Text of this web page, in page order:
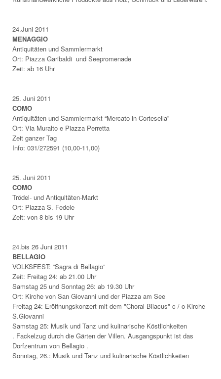
24.Juni 2011
MENAGGIO
Antiquitäten und Sammlermarkt
Ort: Piazza Garibaldi und Seepromenade
Zeit: ab 16 Uhr
25. Juni 2011
COMO
Antiquitäten und Sammlermarkt “Mercato in Cortesella”
Ort: Via Muralto e Piazza Perretta
Zeit ganzer Tag
Info: 031/272591 (10,00-11,00)
25. Juni 2011
COMO
Trödel- und Antiquitäten-Markt
Ort: Piazza S. Fedele
Zeit: von 8 bis 19 Uhr
24.bis 26 Juni 2011
BELLAGIO
VOLKSFEST: “Sagra di Bellagio”
Zeit: Freitag 24: ab 21.00 Uhr
Samstag 25 und Sonntag 26: ab 19.30 Uhr
Ort: Kirche von San Giovanni und der Piazza am See
Freitag 24: Eröffnungskonzert mit dem "Choral Bilacus" c / o Kirche
S.Giovanni
Samstag 25: Musik und Tanz und kulinarische Köstlichkeiten
. Fackelzug durch die Gärten der Villen. Ausgangspunkt ist das
Dorfzentrum von Bellagio .
Sonntag, 26.: Musik und Tanz und kulinarische Köstlichkeiten